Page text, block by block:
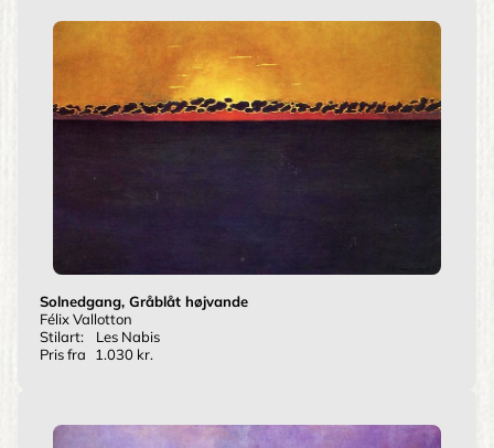
Solnedgang, Gråblåt højvande
Félix Vallotton
Stilart:
Les Nabis
Pris fra
1.030 kr.